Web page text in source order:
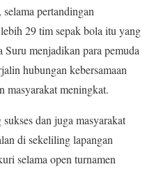
pertandingan
29 tim sepak bola itu yang
Suru menjadikan para pemuda
hubungan kebersamaan
masyarakat meningkat.
dan juga masyarakat
di sekeliling lapangan
selama open turnamen